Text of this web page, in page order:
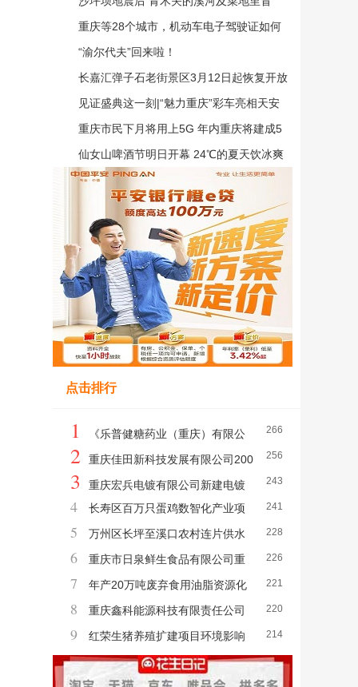
出“温泉”
重庆等28个城市，机动车电子驾驶证如何
申领？指南来了！
“渝尔代夫”回来啦！
长嘉汇弹子石老街景区3月12日起恢复开放
见证盛典这一刻|“魅力重庆”彩车亮相天安
门
重庆市民下月将用上5G 年内重庆将建成5
G基站1万个
仙女山啤酒节明日开幕 24℃的夏天饮冰爽
啤酒嗨不停
点击排行
266
1
《乐普健糖药业（重庆）有限公
司乐普健糖重组肉毒毒素生产基地项目环境
影响报告书》报批前公示
256
2
重庆佳田新科技发展有限公司200
0吨液晶面板清洗剂项目环境影响评价公众
参与信息公示（报批前公示）
243
3
重庆宏兵电镀有限公司新建电镀
生产线项目环境影响报告书报批前公示
241
4
长寿区百万只蛋鸡数智化产业项
目环境影响评价公众参与第一次信息公告228
5
万州区长坪至溪口农村连片供水
保障工程燕山水厂段寨复线集气管道迁改项
目环境影响评价公众参与拟报批前公示
226
6
重庆市日泉鲜生食品有限公司重
庆大渡口天农数智化农产品加工产业园项目
环境影响评价公众参与报批前公示
221
7
年产20万吨废弃食用油脂资源化
综合利用 及深加工项目 环境影响评价公众
参与第一次公示
220
8
重庆鑫科能源科技有限责任公司
新能源废旧动力锂电池综合利用与资源化再
生利用项目环境影响评价公众参与第一次信
214
9
红荣生猪养殖扩建项目环境影响
评价第二次公示